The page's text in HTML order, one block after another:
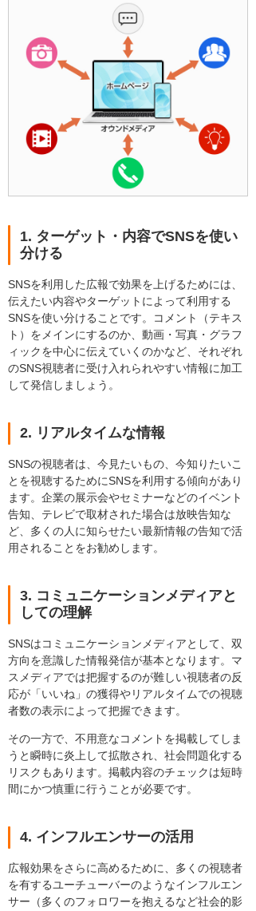
1. ターゲット・内容でSNSを使い
分ける
SNSを利用した広報で効果を上げるためには、
伝えたい内容やターゲットによって利用する
SNSを使い分けることです。コメント（テキス
ト）をメインにするのか、動画・写真・グラフ
ィックを中心に伝えていくのかなど、それぞれ
のSNS視聴者に受け入れられやすい情報に加工
して発信しましょう。
2. リアルタイムな情報
SNSの視聴者は、今見たいもの、今知りたいこ
とを視聴するためにSNSを利用する傾向があり
ます。企業の展示会やセミナーなどのイベント
告知、テレビで取材された場合は放映告知な
ど、多くの人に知らせたい最新情報の告知で活
用されることをお勧めします。
3. コミュニケーションメディアと
しての理解
SNSはコミュニケーションメディアとして、双
方向を意識した情報発信が基本となります。マ
スメディアでは把握するのが難しい視聴者の反
応が「いいね」の獲得やリアルタイムでの視聴
者数の表示によって把握できます。
その一方で、不用意なコメントを掲載してしま
うと瞬時に炎上して拡散され、社会問題化する
リスクもあります。掲載内容のチェックは短時
間にかつ慎重に行うことが必要です。
4. インフルエンサーの活用
広報効果をさらに高めるために、多くの視聴者
を有するユーチューバーのようなインフルエン
サー（多くのフォロワーを抱えるなど社会的影